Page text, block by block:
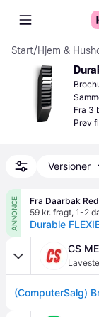
Start/Hjem &
Fra 3
Prøv
Versioner
ANNONCE
Fra Daarbak
59 kr. fragt, 1-2
CS